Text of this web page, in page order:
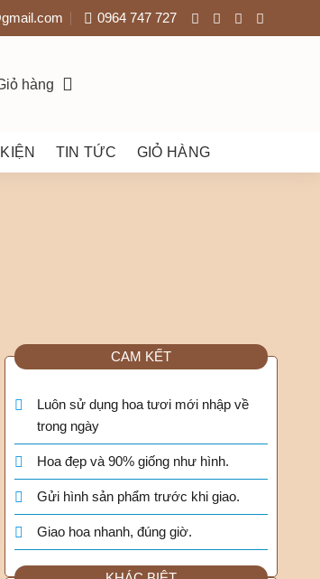
0964 747 727
hàng
TIN TỨC GIỎ HÀNG
CAM KẾT
Luôn sử dụng hoa tươi mới nhập về
trong ngày
Hoa đẹp và 90% giống như hình.
Gửi hình sản phẩm trước khi giao.
Giao hoa nhanh, đúng giờ.